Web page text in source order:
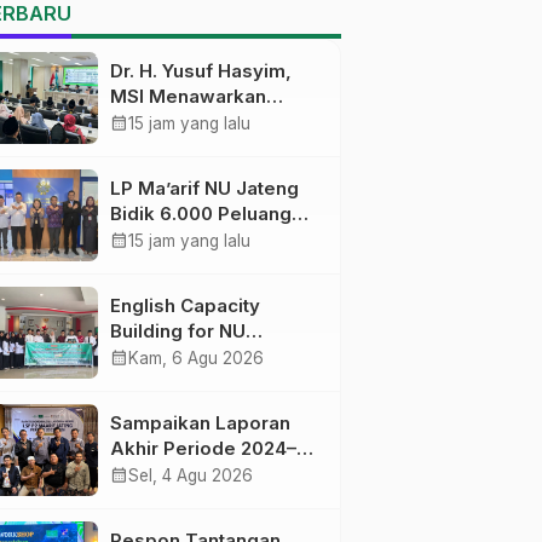
Pelatihan Literasi Digital
Dr. H. Yusuf Hasyim,
MSI Menawarkan
Kurikulum
pendidikan
calendar_month15 jam yang lalu
LP Ma’arif NU Jateng
Bidik 6.000 Peluang
Pelatihan dan
calendar_month15 jam yang lalu
English Capacity
Building for NU
Educators PWNU Jawa
Menuju Masa Depan
calendar_month Kam, 6 Agu 2026
Sampaikan Laporan
Akhir Periode 2024–
2026, LSP P2 Ma’arif
calendar_monthSel, 4 Agu 2026